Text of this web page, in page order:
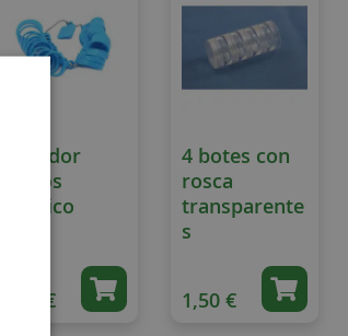
Medidor
anillos
plástico
3,50 €
4 botes con
rosca
transparente
s
1,50 €